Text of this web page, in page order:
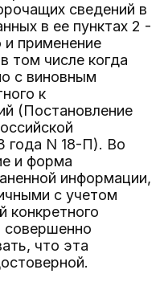
сведений в
в ее пунктах 2 -
применение
том числе когда
с виновным
к
(Постановление
года N 18-П). Во
и форма
информации,
с учетом
конкретного
что эта